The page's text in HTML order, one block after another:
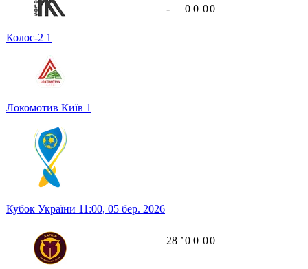
Колос-2 1
Локомотив Київ 1
- 0 0 00
Кубок України 11:00, 05 бер. 2026
28 ʼ0 0 00